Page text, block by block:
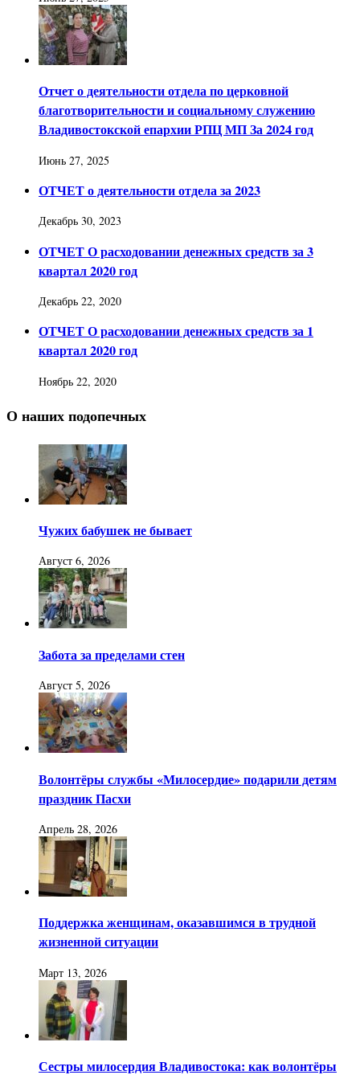
Отчет о деятельности отдела по церковной
благотворительности и социальному служению
Владивостокской епархии РПЦ МП За 2024 год
Июнь 27, 2025
ОТЧЕТ о деятельности отдела за 2023
Декабрь 30, 2023
ОТЧЕТ О расходовании денежных средств за 3
квартал 2020 год
Декабрь 22, 2020
ОТЧЕТ О расходовании денежных средств за 1
квартал 2020 год
Ноябрь 22, 2020
О наших подопечных
Чужих бабушек не бывает
Август 6, 2026
Забота за пределами стен
Август 5, 2026
Волонтёры службы «Милосердие» подарили детям
праздник Пасхи
Апрель 28, 2026
Поддержка женщинам, оказавшимся в трудной
жизненной ситуации
Март 13, 2026
Сестры милосердия Владивостока: как волонтёры